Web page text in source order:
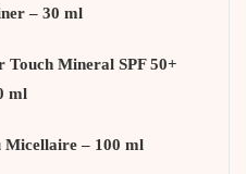
– 30 ml
Touch Mineral SPF 50+
ml
Micellaire – 100 ml